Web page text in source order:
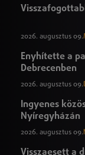
2026. augusztus 09.
Enyhítette a
Debrecenben
2026. augusztus 09.
Ingyenes
Nyíregyházán
2026. augusztus 09.
Visszaesett a